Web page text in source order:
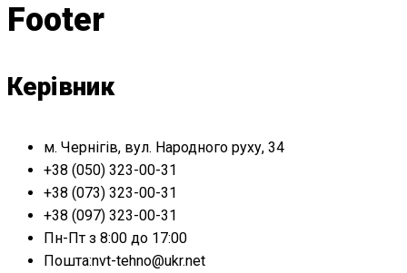
Footer
Керівник
м. Чернігів, вул. Народного руху, 34
+38 (050) 323-00-31
+38 (073) 323-00-31
+38 (097) 323-00-31
Пн-Пт з 8:00 до 17:00
Пошта:nvt-tehno@ukr.net